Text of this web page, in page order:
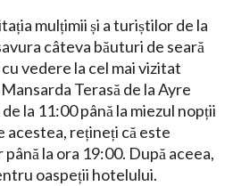
mulțimii și a turiștilor de la
câteva băuturi de seară
vedere la cel mai vizitat
Terasă de la Ayre
la 11:00 până la miezul nopții
acestea, rețineți că este
la ora 19:00. După aceea,
oaspeții hotelului.